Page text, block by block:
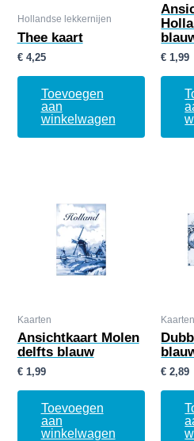
Hollandse lekkernijen
Thee kaart
€4,25
Toevoegen
aan
winkelwagen
€ 1,99
Kaarten
Ansichtkaart Molen
delfts blauw
€1,99
Toevoegen
aan
winkelwagen
Kaarten
€ 2,89